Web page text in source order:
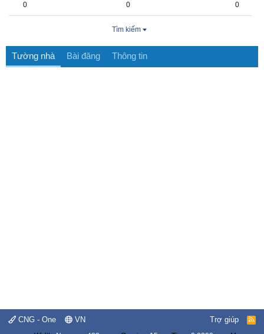
0 0 0
Tìm kiếm
Tường nhà Bài đăng Thông tin
CNG - One VN Trợ giúp
R